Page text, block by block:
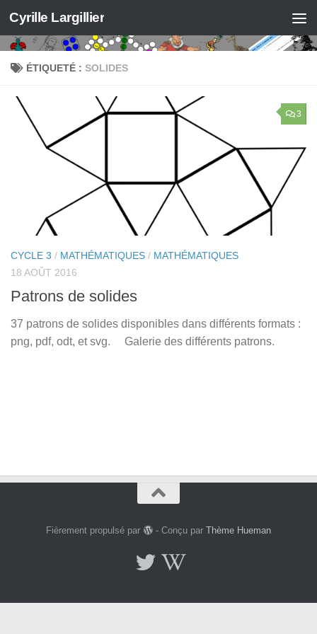
Skip to content
Cyrille Largillier
ÉTIQUETÉ : SOLIDES
3
CYCLE 3 / MATHÉMATIQUES / MATHÉMATIQUES
18 AOÛT 2016
Patrons de solides
37 patrons de solides disponibles dans différents formats :
png, pdf, odt, et svg. Galerie des différents patrons.
Fièrement propulsé par - Conçu par Thème Hueman